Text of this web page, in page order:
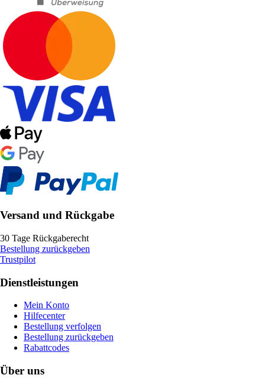
Versand und Rückgabe
30 Tage Rückgaberecht
Bestellung zurückgeben
Trustpilot
Dienstleistungen
Mein Konto
Hilfecenter
Bestellung verfolgen
Bestellung zurückgeben
Rabattcodes
Über uns